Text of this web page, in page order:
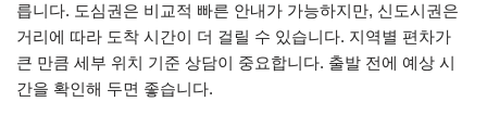
릅니다. 도심권은 비교적 빠른 안내가 가능하지만, 신도시권은
거리에 따라 도착 시간이 더 걸릴 수 있습니다. 지역별 편차가
큰 만큼 세부 위치 기준 상담이 중요합니다. 출발 전에 예상 시
간을 확인해 두면 좋습니다.